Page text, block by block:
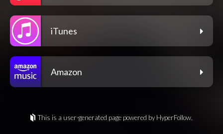
iTunes
Amazon
This is a user-generated page powered by HyperFollow.